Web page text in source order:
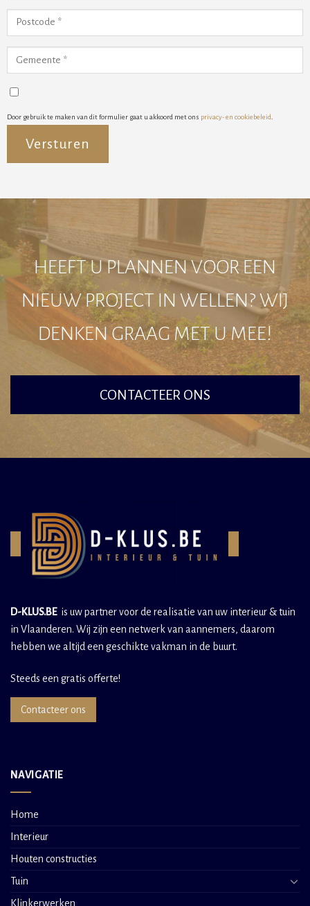
Door gebruik te maken van dit formulier gaat u akkoord met ons privacy- en cookiebeleid
HEEFT U PLANNEN VOOR EEN
NIEUW PROJECT IN WELLEN? WIJ
DENKEN GRAAG MET U MEE!
CONTACTEER ONS
D-KLUS.BEis uw partner voor de realisatie van uw interieur & tuin
in Vlaanderen. Wij zijn een netwerk van aannemers, daarom
hebben we altijd een geschikte vakman in de buurt.
Steeds een gratis offerte!
Contacteer ons
NAVIGATIE
Home
Interieur
Houten constructies
Tuin
Klinkerwerken